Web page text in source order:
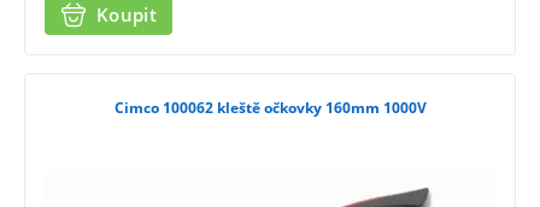
Koupit
Cimco 100062 kleště očkovky 160mm 1000V